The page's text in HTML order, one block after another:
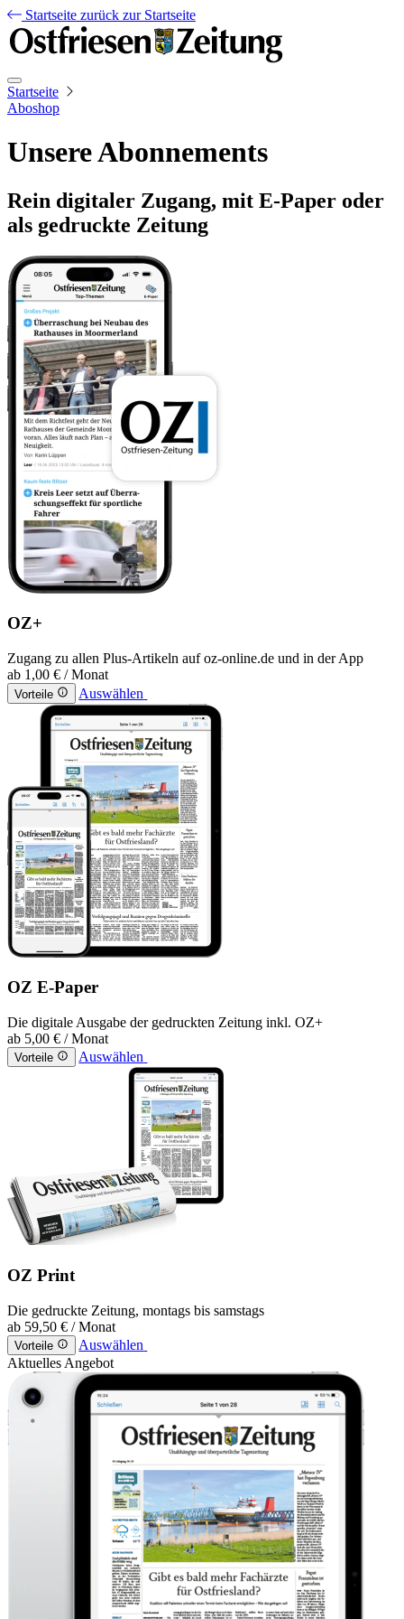
Startseite zurück zur Startseite
Startseite
Aboshop
Unsere Abonnements
Rein digitaler Zugang, mit E-Paper oder
als gedruckte Zeitung
OZ+
Zugang zu allen Plus-Artikeln auf oz-online.de und in der App
ab 1,00 € / Monat
Vorteile Auswählen
OZ E-Paper
Die digitale Ausgabe der gedruckten Zeitung inkl. OZ+
ab 5,00 € / Monat
Vorteile Auswählen
OZ Print
Die gedruckte Zeitung, montags bis samstags
ab 59,50 € / Monat
Vorteile
Auswählen
Aktuelles Angebot